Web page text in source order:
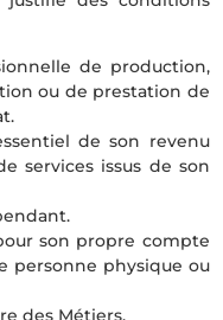
de production,
ou de prestation de
de son revenu
services issus de son
son propre compte
personne physique ou
des Métiers.